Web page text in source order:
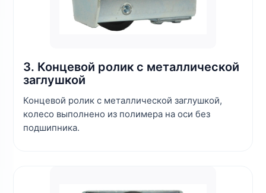
3. Концевой ролик с металлической
заглушкой
Концевой ролик с металлической заглушкой,
колесо выполнено из полимера на оси без
подшипника.